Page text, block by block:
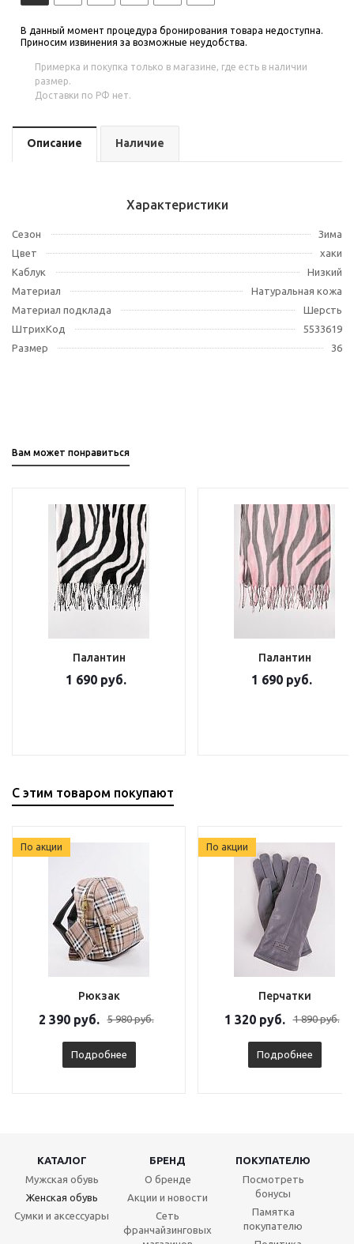
В данный момент процедура бронирования товара недоступна.
Приносим извинения за возможные неудобства.
Примерка и покупка только в магазине, где есть в наличии
размер.
Доставки по РФ нет.
Описание Наличие
Характеристики
Сезон
Зима
Цвет
хаки
Каблук
Низкий
Материал
Натуральная кожа
Материал подклада
Шерсть
ШтрихКод
5533619
Размер
36
Вам может понравиться
Палантин
1 690 руб.
Палантин
1 690 руб.
С этим товаром покупают
По акции
Рюкзак
2 390 руб. 5 980 руб.
Подробнее
По акции
Перчатки
1 320 руб. 1 890 руб.
Подробнее
КАТАЛОГ БРЕНД
ПОКУПАТЕЛЮ
Мужская обувь
Женская обувь
Сумки и аксессуары
О бренде
Акции и новости
Сеть
франчайзинговых
Посмотреть
бонусы
Памятка
покупателю